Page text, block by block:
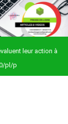
leur action à
pl/p